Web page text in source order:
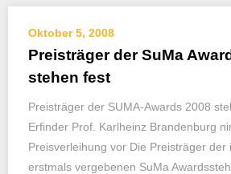
Oktober 5, 2008
Preisträger der SuMa
stehen fest
Preisträger der SUMA-Awards 2008
Erfinder Prof. Karlheinz Brandenburg
Preisverleihung vor Die Preisträger der
erstmals vergebenen SuMa